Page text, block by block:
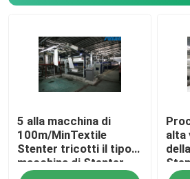
5 alla macchina di
100m/MinTextile
Stenter tricotti il tipo
macchina di Stenter
dell'aria calda del
alta